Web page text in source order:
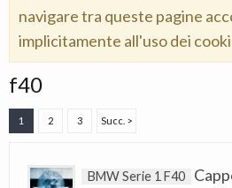
navigare tra queste pagine
implicitamente all'uso dei
f40
1 2 3 Succ. >
BMW Serie 1 F40